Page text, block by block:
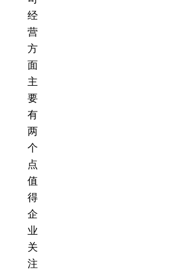
经
营
方
面
主
要
有
两
个
点
值
得
企
业
关
注